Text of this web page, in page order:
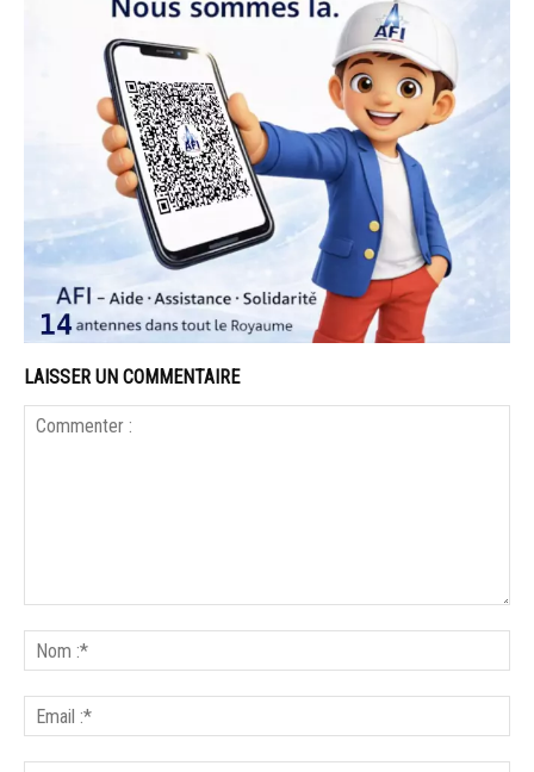
LAISSER UN COMMENTAIRE